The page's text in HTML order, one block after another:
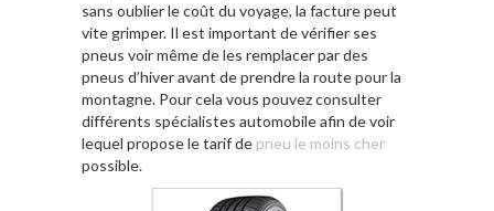
sans oublier le coût du voyage, la facture peut
vite grimper. Il est important de vérifier ses
pneus voir même de les remplacer par des
pneus d’hiver avant de prendre la route pour la
montagne. Pour cela vous pouvez consulter
différents spécialistes automobile afin de voir
lequel propose le tarif de pneu le moins cher
possible.